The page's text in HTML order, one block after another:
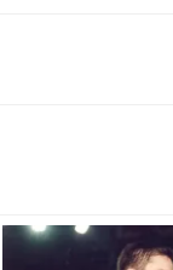
FC Barcelona club badge